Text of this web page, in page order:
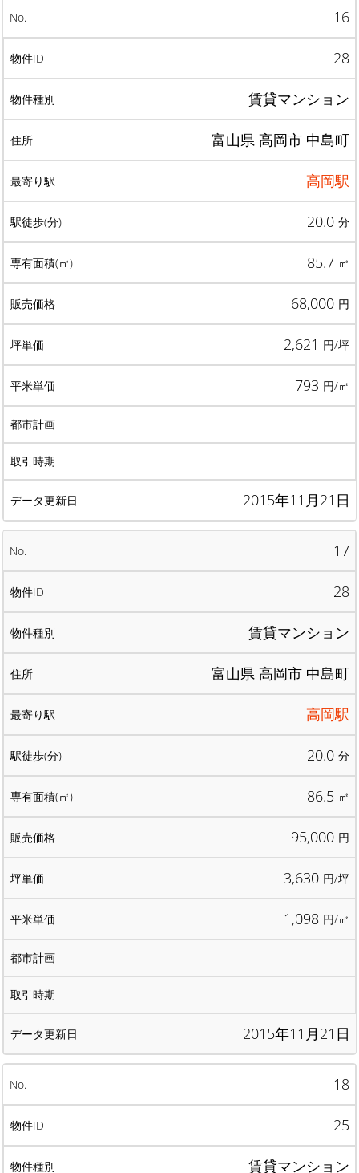
16
28
賃貸マンション
富山県 高岡市 中島町
高岡駅
20.0 分
85.7 ㎡
68,000 円
2,621 円/坪
793 円/㎡
2015年11月21日
17
28
賃貸マンション
富山県 高岡市 中島町
高岡駅
20.0 分
86.5 ㎡
95,000 円
3,630 円/坪
1,098 円/㎡
2015年11月21日
18
25
賃貸マンション